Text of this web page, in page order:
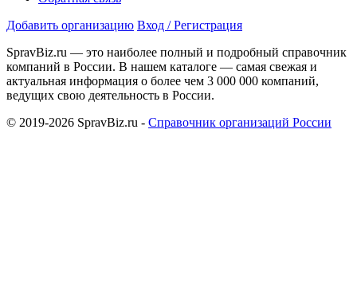
Добавить организацию Вход / Регистрация
SpravBiz.ru — это наиболее полный и подробный справочник
компаний в России. В нашем каталоге — самая свежая и
актуальная информация о более чем 3 000 000 компаний,
ведущих свою деятельность в России.
© 2019-2026 SpravBiz.ru - Справочник организаций России